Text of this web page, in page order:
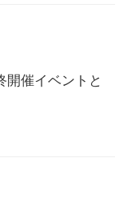
開催イベントと